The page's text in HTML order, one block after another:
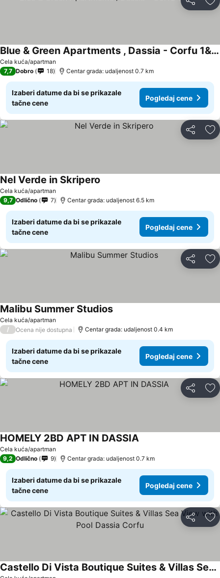
Deli
Cela kuća/apartman
Blue & Green Apartments , Dassia - Corfu 1&2-3&4
Pogledaj cene
7,7 Dobro 18 Centar grada: udaljenost 0.7 km
Izaberi datume da bi se prikazale
tačne cene
Pogledaj cene
Deli
Cela kuća/apartman
Nel Verde in Skripero
9,7 Odlično 7 Centar grada: udaljenost 6.5 km
Izaberi datume da bi se prikazale
tačne cene
Pogledaj cene
Deli
Cela kuća/apartman
Malibu Summer StudiosPogledaj cene
/ Ocena nije dostupna Centar grada: udaljenost 0.4 km
Izaberi datume da bi se prikazale
tačne cene
Pogledaj cene
Deli
Cela kuća/apartman
HOMELY 2BD APT IN DASSIAPogledaj cene
9,2 Odlično 9 Centar grada: udaljenost 0.7 km
Izaberi datume da bi se prikazale
tačne cene
Pogledaj cene
Deli
Castello Di Vista Boutique Suites & Villas Sea View with Pool Dassia Corfu